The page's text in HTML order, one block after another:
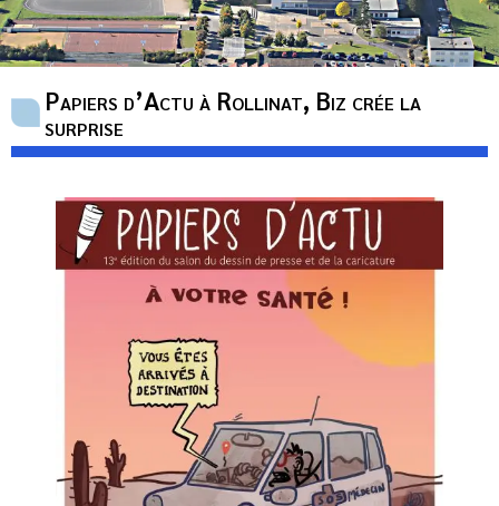
Papiers d’Actu à Rollinat, Biz crée la
surprise